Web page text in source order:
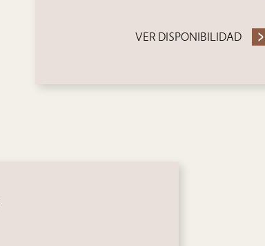
VER DISPONIBILIDAD